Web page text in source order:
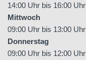
14:00 Uhr bis 16:00 Uhr
Mittwoch
09:00 Uhr bis 13:00 Uhr
Donnerstag
09:00 Uhr bis 12:00 Uhr